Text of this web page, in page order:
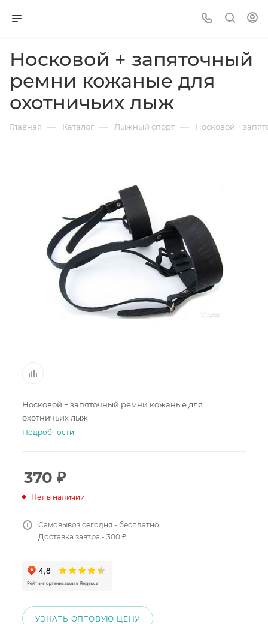
Носковой + запяточный
ремни кожаные для
охотничьих лыж
Главная — Каталог — Лыжный спорт — Носковой +
Носковой + запяточный ремни кожаные для
охотничьих лыж
Подробности
370 ₽
Нет в наличии
Самовывоз сегодня - бесплатно
Доставка завтра - 300 ₽
УЗНАТЬ ОПТОВУЮ ЦЕНУ